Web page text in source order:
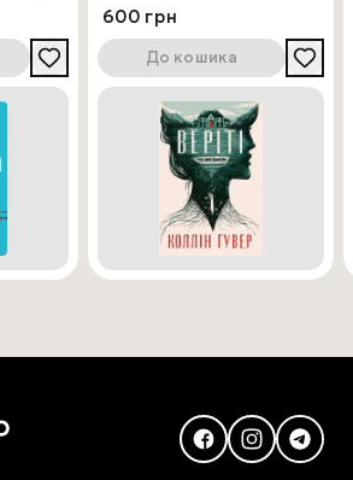
600 грн
До кошика